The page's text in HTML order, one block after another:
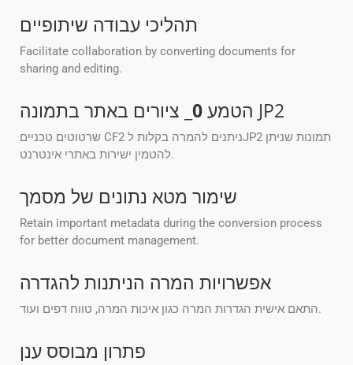
תהליכי עבודה שיתופיים
Facilitate collaboration by converting documents for
sharing and editing.
הטמע0 _ ציורים באתר בתמונה JP2
שרטוטים טכניים CF2 ניתנים להמרה בקלות לJP2 תמונות שניתן
להטמין ישירות באתרי אינטרנט.
שימור מטא נתונים של מסמך
Retain important metadata during the conversion process
for better document management.
אפשרויות המרה הניתנות להגדרה
התאם אישית הגדרות המרה כגון איכות המרה, טווח דפים ועוד.
פתרון מבוסס ענן